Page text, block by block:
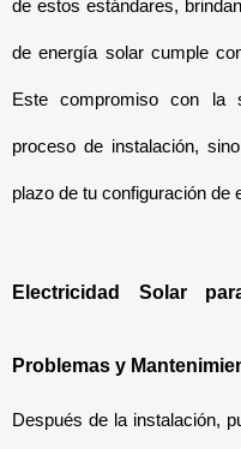
de estos estándares,
de energía solar cumple
Este compromiso con la
proceso de instalación,
plazo de tu configuración de
Electricidad Solar
Problemas y
Después de la instalación,